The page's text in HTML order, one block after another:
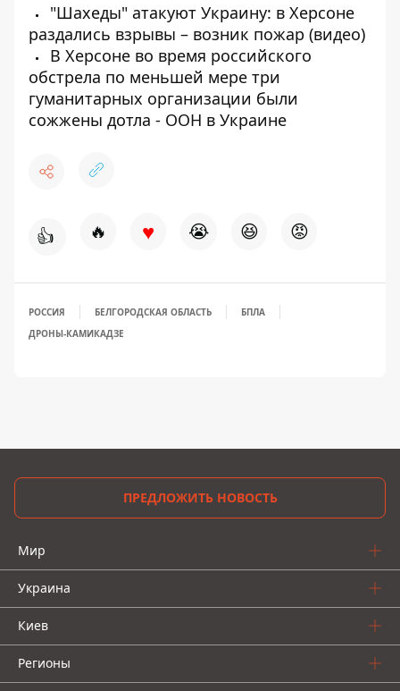
"Шахеды" атакуют Украину: в Херсоне
раздались взрывы – возник пожар (видео)
В Херсоне во время российского
обстрела по меньшей мере три
гуманитарных организации были
сожжены дотла - ООН в Украине
👍 🔥 ♥ 😭 😆 😡
РОССИЯ БЕЛГОРОДСКАЯ ОБЛАСТЬ
БПЛА
ДРОНЫ-КАМИКАДЗЕ
ПРЕДЛОЖИТЬ НОВОСТЬ
Мир
Украина
Киев
Регионы